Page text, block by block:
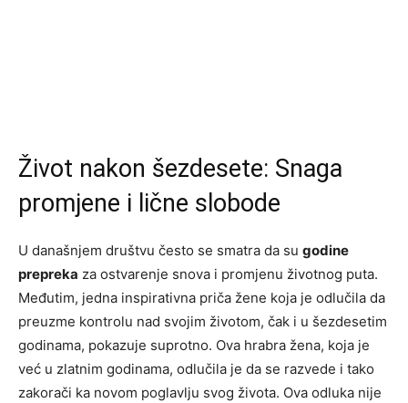
Život nakon šezdesete: Snaga
promjene i lične slobode
U današnjem društvu često se smatra da su godine
prepreka za ostvarenje snova i promjenu životnog puta.
Međutim, jedna inspirativna priča žene koja je odlučila da
preuzme kontrolu nad svojim životom, čak i u šezdesetim
godinama, pokazuje suprotno. Ova hrabra žena, koja je
već u zlatnim godinama, odlučila je da se razvede i tako
zakorači ka novom poglavlju svog života. Ova odluka nije